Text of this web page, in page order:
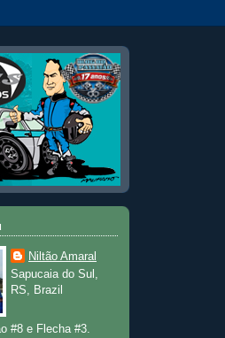
Niltão Amaral
Sapucaia do Sul,
RS, Brazil
#8 e Flecha #3.